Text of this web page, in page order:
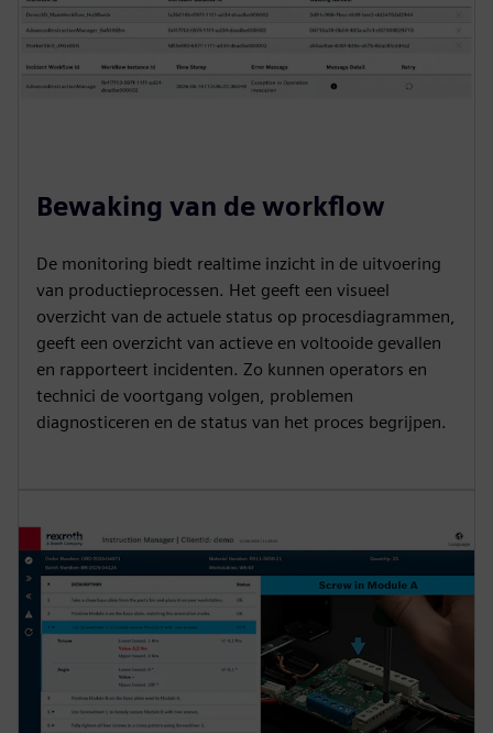
Bewaking van de workflow
De monitoring biedt realtime inzicht in de uitvoering
van productieprocessen. Het geeft een visueel
overzicht van de actuele status op procesdiagrammen,
geeft een overzicht van actieve en voltooide gevallen
en rapporteert incidenten. Zo kunnen operators en
technici de voortgang volgen, problemen
diagnosticeren en de status van het proces begrijpen.